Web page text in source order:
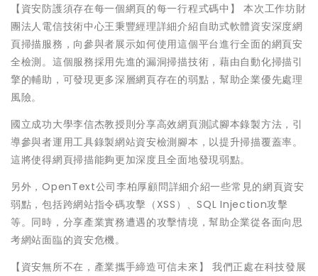
【資安防護須存在每一個網頁的每一行程式碼中】 本次工作坊財
團法人電信技術中心王秉豐經理詳細介紹自助式軟體資安深度網
頁掃描服務，向參與者展示如何使用這個平台進行全面的網頁安
全檢測。這個服務採用先進的漏洞掃描技術，藉由自動化掃描引
擎的輔助，可發現更多深層網頁存在的弱點，幫助企業優先處理
風險。
國立成功大學李信杰教授則分享高效網頁測試腳本錄製方法，引
導參與者運用工具錄製網站資安檢測腳本，以提升掃描覆蓋率。
這將使得網頁掃描能夠更加深度且全面地發現弱點。
另外，OpenText公司李柏厚顧問詳細介紹一些常見的網頁資安
弱點，包括跨網站指令碼攻擊（XSS）、SQL Injection攻擊
等。同時，分享產業實務遭遇的攻擊情境，幫助企業從各面向思
考網站面臨的資安危機。
【資安無所不在，產業攜手締造可信未來】 我們正處在科技發展